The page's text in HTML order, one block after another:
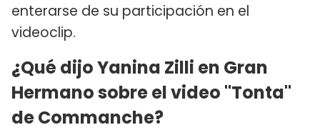
enterarse de su participación en el
videoclip.
¿Qué dijo Yanina Zilli en Gran
Hermano sobre el video "Tonta"
de Commanche?